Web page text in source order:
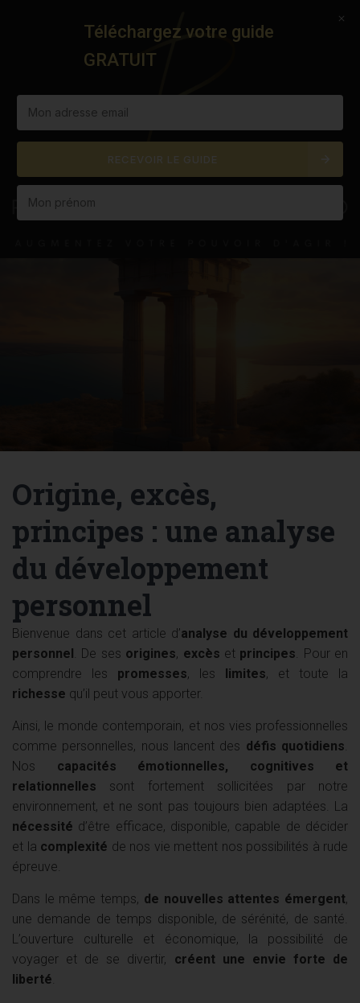
RENOUVEAU PRO PERSO
N
I
T
Origine, excès,
principes : une analyse
du développement
personnel
Bienvenue dans cet article d’analyse du développement
personnel . De ses origines, excès et principes . Pour en
comprendre les promesses, les limites, et toute la
richesse qu’il peut vous apporter.
Ainsi, le monde contemporain, et nos vies professionnelles
comme personnelles, nous lancent des défis quotidiens
Nos capacités émotionnelles, cognitives et
relationnelles sont fortement sollicitées par notre
environnement, et ne sont pas toujours bien adaptées. La
nécessité d’être efficace, disponible, capable de décider
et la complexité de nos vie mettent nos possibilités à rude
épreuve.
Dans le même temps, de nouvelles attentes émergent,
une demande de temps disponible, de sérénité, de santé.
L’ouverture culturelle et économique, la possibilité de
voyager et de se divertir, créent une envie forte de
liberté
Téléchargez votre guide
GRATUIT
RECEVOIR LE GUIDE